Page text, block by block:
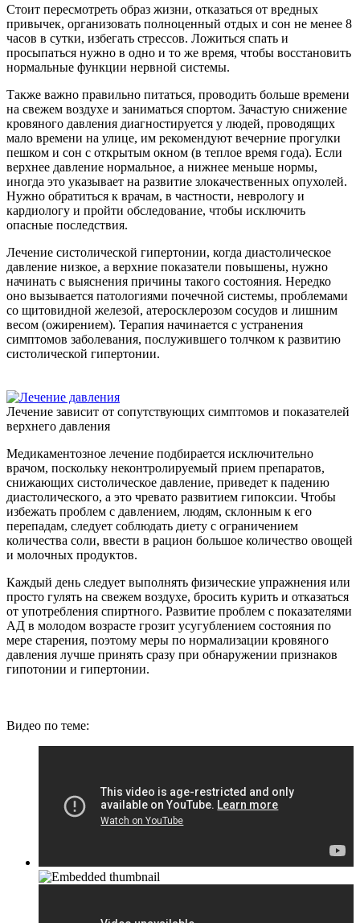
Стоит пересмотреть образ жизни, отказаться от вредных
привычек, организовать полноценный отдых и сон не менее 8
часов в сутки, избегать стрессов. Ложиться спать и
просыпаться нужно в одно и то же время, чтобы восстановить
нормальные функции нервной системы.
Также важно правильно питаться, проводить больше времени
на свежем воздухе и заниматься спортом. Зачастую снижение
кровяного давления диагностируется у людей, проводящих
мало времени на улице, им рекомендуют вечерние прогулки
пешком и сон с открытым окном (в теплое время года). Если
верхнее давление нормальное, а нижнее меньше нормы,
иногда это указывает на развитие злокачественных опухолей.
Нужно обратиться к врачам, в частности, неврологу и
кардиологу и пройти обследование, чтобы исключить
опасные последствия.
Лечение систолической гипертонии, когда диастолическое
давление низкое, а верхние показатели повышены, нужно
начинать с выяснения причины такого состояния. Нередко
оно вызывается патологиями почечной системы, проблемами
со щитовидной железой, атеросклерозом сосудов и лишним
весом (ожирением). Терапия начинается с устранения
симптомов заболевания, послужившего толчком к развитию
систолической гипертонии.
Лечение зависит от сопутствующих симптомов и показателей
верхнего давления
Медикаментозное лечение подбирается исключительно
врачом, поскольку неконтролируемый прием препаратов,
снижающих систолическое давление, приведет к падению
диастолического, а это чревато развитием гипоксии. Чтобы
избежать проблем с давлением, людям, склонным к его
перепадам, следует соблюдать диету с ограничением
количества соли, ввести в рацион большое количество овощей
и молочных продуктов.
Каждый день следует выполнять физические упражнения или
просто гулять на свежем воздухе, бросить курить и отказаться
от употребления спиртного. Развитие проблем с показателями
АД в молодом возрасте грозит усугублением состояния по
мере старения, поэтому меры по нормализации кровяного
давления лучше принять сразу при обнаружении признаков
гипотонии и гипертонии.
Видео по теме: